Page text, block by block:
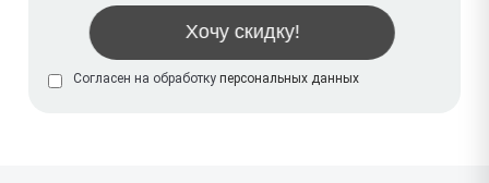
Согласен на обработку персональных данных